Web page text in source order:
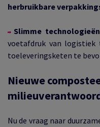
herbruikbare
Slimme technologieën
voetafdruk van logistiek
toeleveringsketen te
Nieuwe
Nu de vraag naar